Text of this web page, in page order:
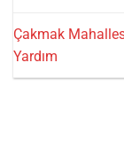
Çakmak
Yardım